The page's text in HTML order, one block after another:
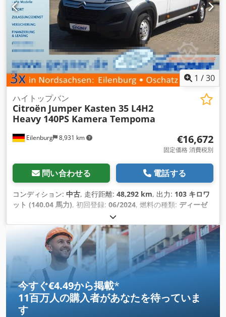
1 /30
Eilenburg 8,931 km
ハイトップバン
Citroën Jumper Kasten 35 L4H2
Heavy 140PS Kamera Tempoma
€16,672
固定価格 消費税別
問い合わせる 電話する
コンディション: 中古, 走行距離: 48,292 km, 出力: 103 キロワ
ット (140.04 馬力), 初回登録: 06/2024, 燃料の種類: ディーゼ
3,500 kg（キログラム）
式, 排出クラス:ユーロ6, 座席数:3, 全長:6,363 mm, 全幅:
2,050 mm, 全高:2,522 mm , 荷室長: 4,070 mm, 荷室幅:
1,860 mm, 荷室高:1,921 mm, 製造年: 2024, 装備:ABS（アン
チロック・ブレーキ・システム）, すすフィルター, エアコン,
セントラルロック, ナビゲーションシステム, 電子安定制御プロ
グラム (ESP)
今すぐ€4.49から掲載*
11百万人の購入者があなたを待っていま
す